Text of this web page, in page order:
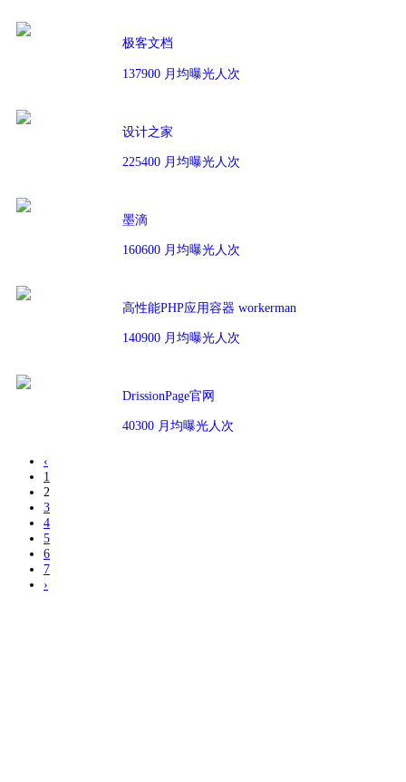
极客文档
137900 月均曝光人次
设计之家
225400 月均曝光人次
墨滴
160600 月均曝光人次
高性能PHP应用容器 workerman
140900 月均曝光人次
DrissionPage官网
40300 月均曝光人次
‹
1
2
3
4
5
6
7
›